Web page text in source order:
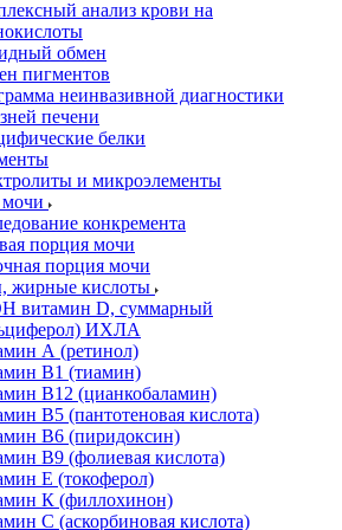
анализ крови на
обмен
пигментов
неинвазивной диагностики
печени
белки
и микроэлементы
конкремента
порция мочи
порция мочи
жирные кислоты
витамин D, суммарный
ИХЛА
А (ретинол)
В1 (тиамин)
В12 (цианкобаламин)
В5 (пантотеновая кислота)
В6 (пиридоксин)
В9 (фолиевая кислота)
Е (токоферол)
К (филлохинон)
С (аскорбиновая кислота)